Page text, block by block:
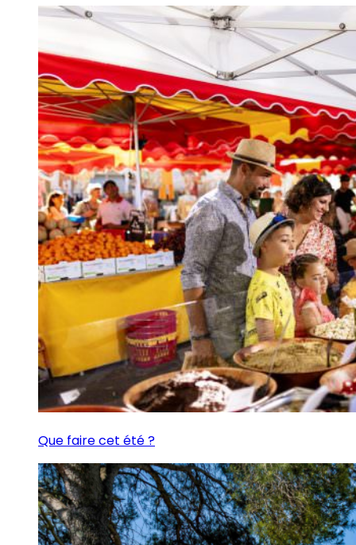
Que faire cet été ?